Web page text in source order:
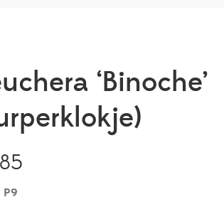
‘Binoche’
P9